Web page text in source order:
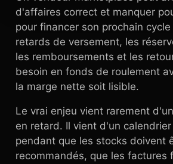
d'affaires correct et manquer
pour financer son prochain
retards de versement, les
les remboursements et les
besoin en fonds de roulement
la marge nette soit lisible.
Le vrai enjeu vient rarement
en retard. Il vient d'un
pendant que les stocks doivent
recommandés, que les factures